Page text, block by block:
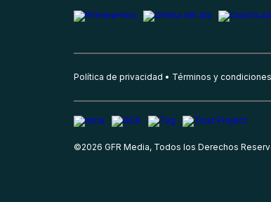
Política de privacidad Términos y condiciones
©2026 GFR Media, Todos los Derechos